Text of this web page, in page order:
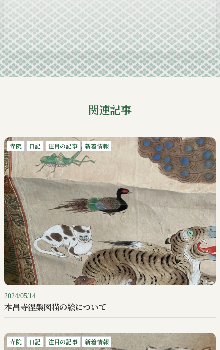
2024-10
2024-09
関連記事
寺院 日記 注目の記事 新着情報
2024/05/14
本昌寺涅槃図猫の絵について
寺院 日記 注目の記事 新着情報